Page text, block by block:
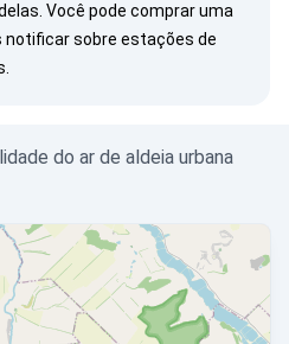
Você pode comprar uma
notificarsobre estações de
do ar de aldeia urbana